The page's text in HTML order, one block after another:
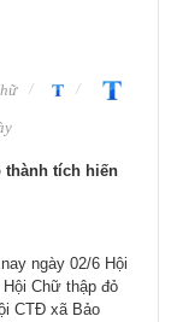
thành tích hiến
ngày 02/6 Hội
Chữ thập đỏ
CTĐ xã Bảo